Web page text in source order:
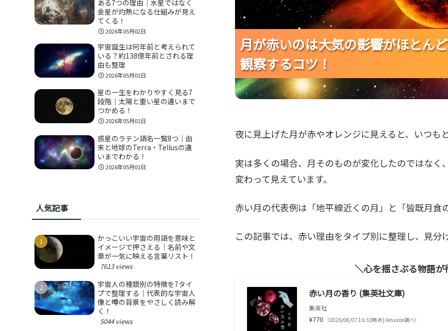
月が赤いのは大気の影響がほとん
観察するコツ！
月が赤いのは大気の影響がほとん
観察するコツ！
月が赤いのは大気の影響がほとん
観察するコツ！
夜に見上げた月が赤やオレンジに見えると、いつも
実は多くの場合、月そのものが変化したのではな
変わって見えています。
赤い月の代表例は「地平線近くの月」と「皆既月食
この記事では、赤い理由をタイプ別に整理し、見分
心を揺さぶる物語が
赤い月の香り (集英社文庫)
集英社
¥770 （2026/08/07 16:32時点 | Amazon調べ）
ある7つの理由｜水星ではなく
金星が灼熱になる仕組みが見え
てくる！
2026年05月02日
宇宙誕生は何年前と考えられて
いる？約138億年前とされる理
由も整理
2026年05月01日
星の一生をわかりやすく見る7
段階｜太陽と重い星の違いまで
つかめる！
2026年05月01日
惑星のラテン語名一覧8つ｜由
来と地球のTerra・Tellusの違
いまでわかる！
2026年05月01日
人気記事
かっこいい宇宙の用語を意味と
イメージで押さえる｜名前や文
章が一気に映える言葉リスト！
7613 views
宇宙人の種類別の特徴を7タイ
プで整理する｜代表的な宇宙人
像と噂の背景をやさしく読み解
く！
5044 views